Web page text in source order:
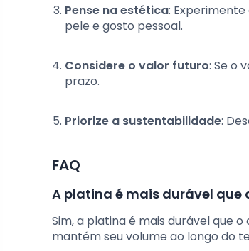
Pense na estética:
pele e gosto pessoal.
Considere o valor futuro: Se o
prazo.
Priorize a sustentabilidade:
FAQ
A platina é mais durável que
Sim, a platina é mais durável que
mantém seu volume ao longo do